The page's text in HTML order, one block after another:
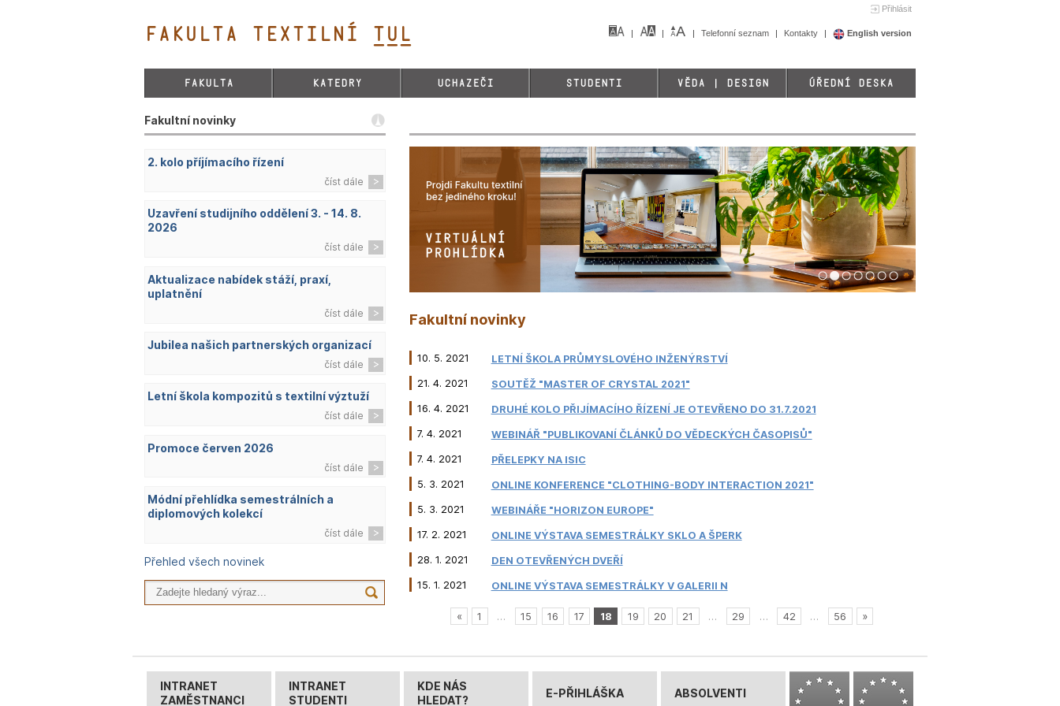
Přihlásit
FAKULTA TEXTILNÍ TUL& Telefonní seznam Kontakty English version
FAKULTA KATEDRY UCHAZEČI STUDENTI VĚDA | DESIGN ÚŘEDNÍ DESKA
Fakultní novinky
2. kolo příjímacího řízení
číst dále
Uzavření studijního oddělení 3. - 14. 8.
2026
číst dále
Aktualizace nabídek stáží, praxí,
uplatnění
číst dále
Jubilea našich partnerských organizací
číst dále
Letní škola kompozitů s textilní výztuží
číst dále
Promoce červen 2026
číst dále
Módní přehlídka semestrálních a
diplomových kolekcí
číst dále
Přehled všech novinek
1 2 3 4 5 6 7
Fakultní novinky
10. 5. 2021 LETNÍ ŠKOLA PRŮMYSLOVÉHO INŽENÝRSTVÍ
21. 4. 2021 SOUTĚŽ "MASTER OF CRYSTAL 2021"
16. 4. 2021 DRUHÉ KOLO PŘIJÍMACÍHO ŘÍZENÍ JE OTEVŘENO DO 31.7.2021
7. 4. 2021 WEBINÁŘ "PUBLIKOVANÍ ČLÁNKŮ DO VĚDECKÝCH ČASOPISŮ"
7. 4. 2021 PŘELEPKY NA ISIC
5. 3. 2021 ONLINE KONFERENCE "CLOTHING-BODY INTERACTION 2021"
5. 3. 2021 WEBINÁŘE "HORIZON EUROPE"
17. 2. 2021 ONLINE VÝSTAVA SEMESTRÁLKY SKLO A ŠPERK
28. 1. 2021 DEN OTEVŘENÝCH DVEŘÍ
15. 1. 2021 ONLINE VÝSTAVA SEMESTRÁLKY V GALERII N
« 1 … 15 16 17 18 19 20 21 … 29 … 42 … 56 »
INTRANET
ZAMĚSTNANCI
INTRANET
STUDENTI
KDE NÁS
HLEDAT?
E-PŘIHLÁŠKA ABSOLVENTI